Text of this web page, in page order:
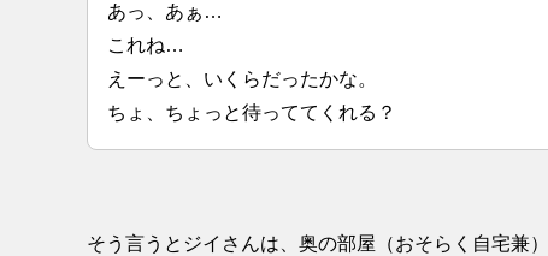
あっ、あぁ…
これね…
えーっと、いくらだったかな。
ちょ、ちょっと待っててくれる？
そう言うとジイさんは、奥の部屋（おそらく自宅兼